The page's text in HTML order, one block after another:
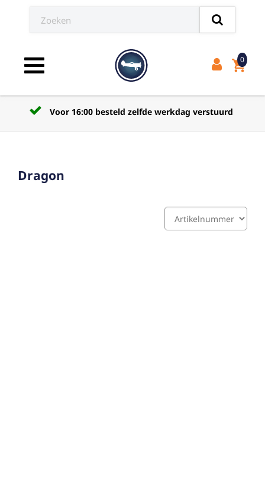
Toggle navigation shopping_cart
0
Voor 16:00 besteld zelfde werkdag verstuurd
Dragon